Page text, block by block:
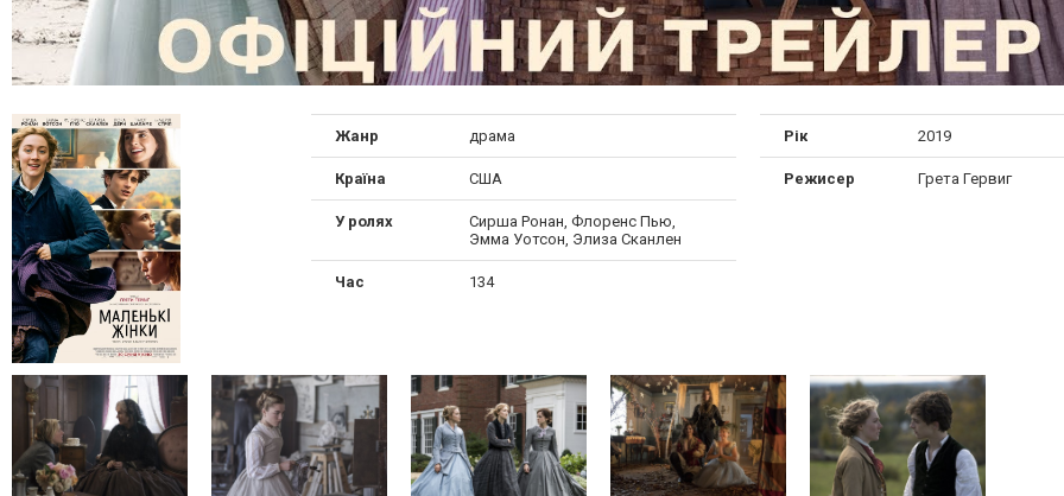
Жанр драма
Країна США
У ролях
Сирша Ронан, Флоренс Пью,
Эмма Уотсон, Элиза Сканлен
Рік 2019
Режисер Грета Гервиг
Час 134